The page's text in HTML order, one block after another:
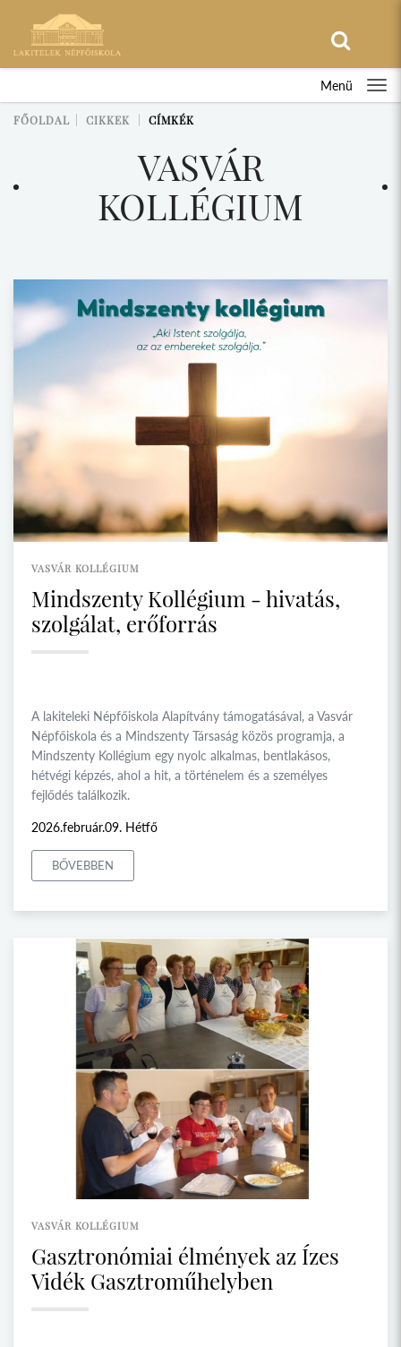
Menü
FŐOLDAL CIKKEK CÍMKÉK
VASVÁR
KOLLÉGIUM
VASVÁR KOLLÉGIUM
Mindszenty Kollégium - hivatás,
szolgálat, erőforrás
A lakiteleki Népfőiskola Alapítvány támogatásával, a Vasvár
Népfőiskola és a Mindszenty Társaság közös programja, a
Mindszenty Kollégium egy nyolc alkalmas, bentlakásos,
hétvégi képzés, ahol a hit, a történelem és a személyes
fejlődés találkozik.
2026.február.09. Hétfő
BŐVEBBEN
VASVÁR KOLLÉGIUM
Gasztronómiai élmények az Ízes
Vidék Gasztroműhelyben